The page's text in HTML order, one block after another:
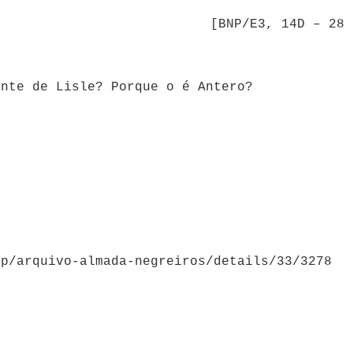
[BNP/E3, 14D – 28]
de Lisle? Porque o é Antero?
arquivo-almada-negreiros/details/33/3278